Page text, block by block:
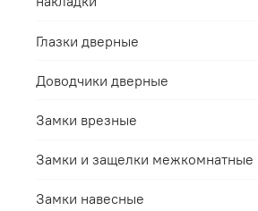
Глазки дверные
Доводчики дверные
Замки врезные
Замки и защелки межкомнатные
Замки навесные